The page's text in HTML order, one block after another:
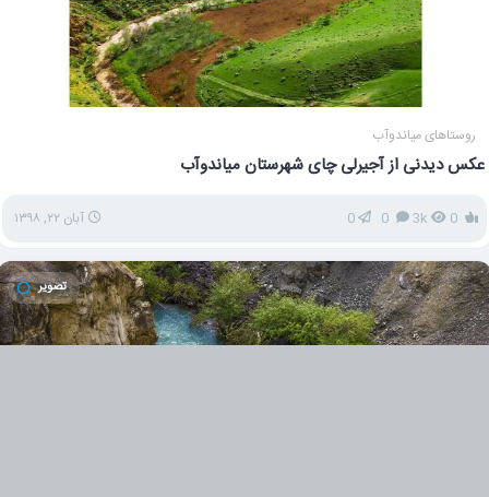
روستاهای میاندوآب
عکس دیدنی از آجیرلی چای شهرستان میاندوآب
3k
0 آبان ۲۲, ۱۳۹۸
تصویر